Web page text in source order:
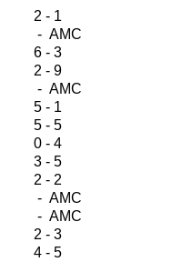
2 - 1
- AMC
6 - 3
2 - 9
- AMC
5 - 1
5 - 5
0 - 4
3 - 5
2 - 2
- AMC
- AMC
2 - 3
4 - 5